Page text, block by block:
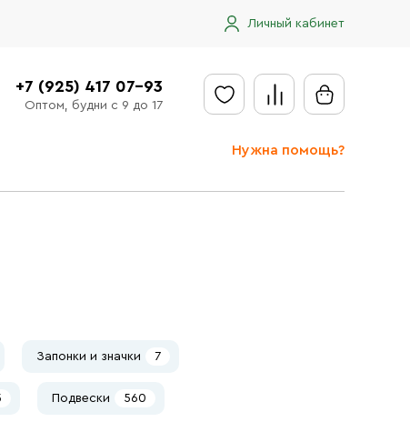
Личный кабинет
+7 (925) 417 07-93
Оптом, будни с 9 до 17
Нужна помощь?
Отправить заявку
Запонки и значки 7
Подвески 560